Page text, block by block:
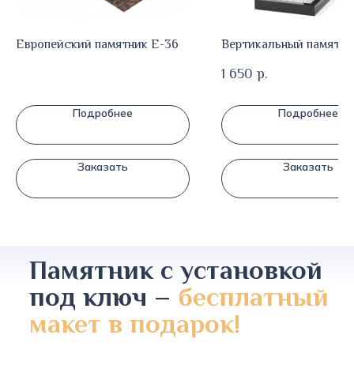
Европейский памятник E-36
Подробнее
Заказать
Вертикальный
1 650 р.
Подробнее
Заказать
Памятник с установкой
под ключ – бесплатный
макет в подарок!